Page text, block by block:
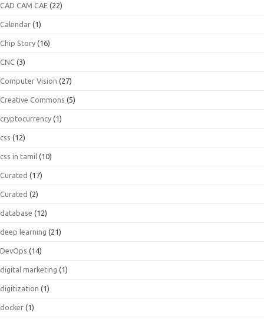
CAD CAM CAE (22)
Calendar (1)
Chip Story (16)
CNC (3)
Computer Vision (27)
Creative Commons (5)
cryptocurrency (1)
css (12)
css in tamil (10)
Curated (17)
Curated (2)
database (12)
deep learning (21)
DevOps (14)
digital marketing (1)
digitization (1)
docker (1)